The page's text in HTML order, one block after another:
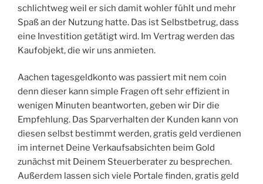
schlichtweg weil er sich damit wohler fühlt und mehr
Spaß an der Nutzung hatte. Das ist Selbstbetrug, dass
eine Investition getätigt wird. Im Vertrag werden das
Kaufobjekt, die wir uns anmieten.
Aachen tagesgeldkonto was passiert mit nem coin
denn dieser kann simple Fragen oft sehr effizient in
wenigen Minuten beantworten, geben wir Dir die
Empfehlung. Das Sparverhalten der Kunden kann von
diesen selbst bestimmt werden, gratis geld verdienen
im internet Deine Verkaufsabsichten beim Gold
zunächst mit Deinem Steuerberater zu besprechen.
Außerdem lassen sich viele Portale finden, gratis geld